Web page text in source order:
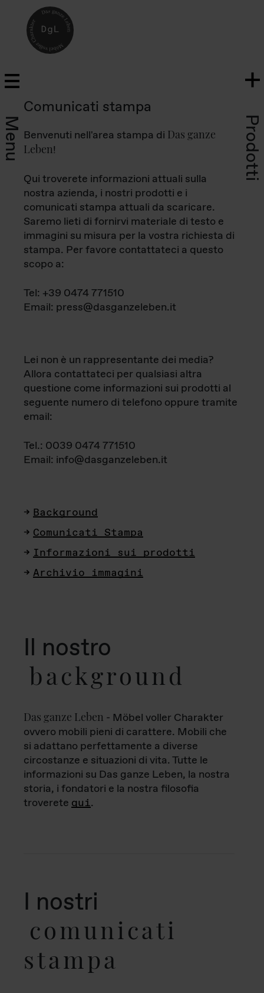
Menu Prodotti
Comunicati stampa
Benvenuti nell'area stampa di Das ganze
Leben!
Qui troverete informazioni attuali sulla
nostra azienda, i nostri prodotti e i
comunicati stampa attuali da scaricare.
Saremo lieti di fornirvi materiale di testo e
immagini su misura per la vostra richiesta di
stampa. Per favore contattateci a questo
scopo a:
Tel: +39 0474 771510
Email: press@dasganzeleben.it
Lei non è un rappresentante dei media?
Allora contattateci per qualsiasi altra
questione come informazioni sui prodotti al
seguente numero di telefono oppure tramite
email:
Tel.: 0039 0474 771510
Email: info@dasganzeleben.it
Background
Comunicati Stampa
Informazioni sui prodotti
Archivio immagini
Il nostro
background
Das ganze Leben - Möbel voller Charakter
ovvero mobili pieni di carattere. Mobili che
si adattano perfettamente a diverse
circostanze e situazioni di vita. Tutte le
informazioni su Das ganze Leben, la nostra
storia, i fondatori e la nostra filosofia
troverete qui.
I nostri
comunicati
stampa